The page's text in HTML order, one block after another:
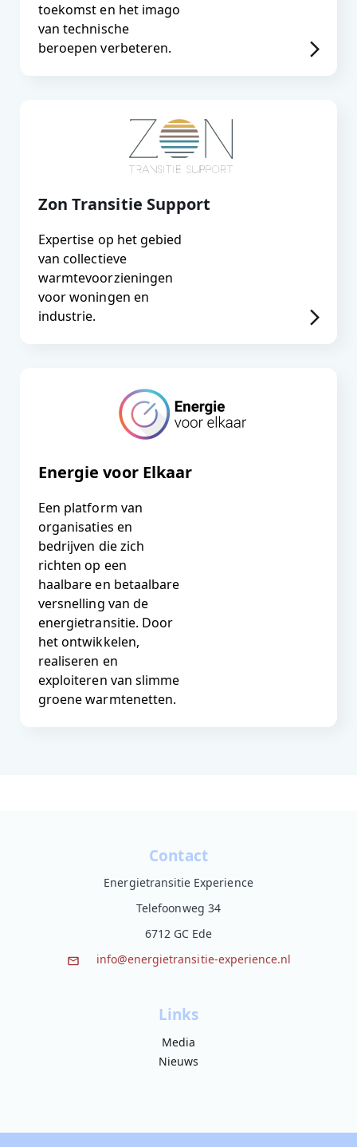
toekomst en het imago
van technische
beroepen verbeteren.
Zon Transitie Support
Expertise op het gebied
van collectieve
warmtevoorzieningen
voor woningen en
industrie.
Energie voor Elkaar
Een platform van
organisaties en
bedrijven die zich
richten op een
haalbare en betaalbare
versnelling van de
energietransitie. Door
het ontwikkelen,
realiseren en
exploiteren van slimme
groene warmtenetten.
Contact
Energietransitie Experience
Telefoonweg 34
6712 GC Ede
info@energietransitie-experience.nl
Links
Media
Nieuws